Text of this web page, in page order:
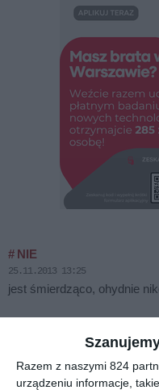
Razem z naszymi 824
urządzeniu informacje,
# NIE
25.11.2013 13:25
jest śmierdząco, ohydnie
25.11.2013 20:09
Byłem i pytałem na jakich
"biznes". Pani z którą